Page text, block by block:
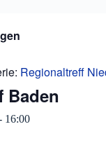
Regionaltreff
Baden
16:00